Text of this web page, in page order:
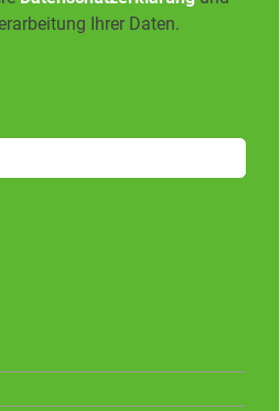
Ihrer Daten.